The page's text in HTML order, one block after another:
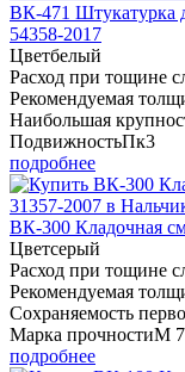
ВК-471 Штукатурка
54358-2017
Цветбелый
Расход при тощине
Рекомендуемая
Наибольшая
ПодвижностьПк3
подробнее
ВК-300 Кладочная
Цветсерый
Расход при тощине
Рекомендуемая
Сохраняемость
Марка прочностиМ
подробнее